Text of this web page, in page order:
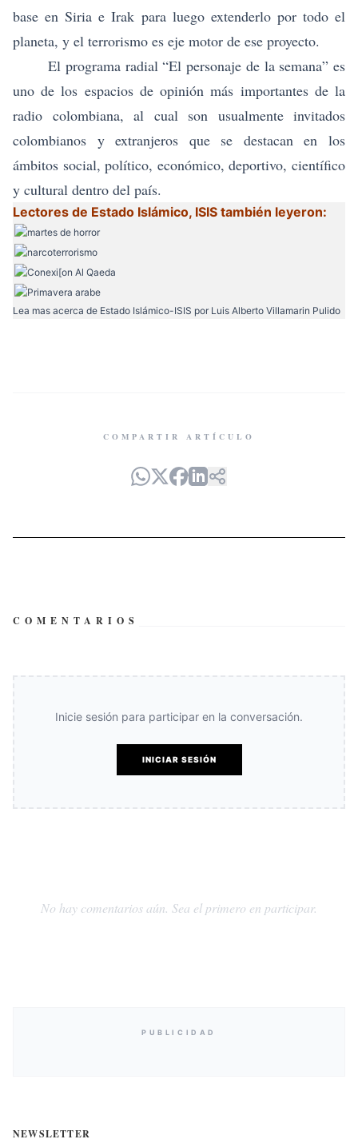
base en Siria e Irak para luego extenderlo por todo el
planeta, y el terrorismo es eje motor de ese proyecto.
El programa radial “El personaje de la semana” es
uno de los espacios de opinión más importantes de la
radio colombiana, al cual son usualmente invitados
colombianos y extranjeros que se destacan en los
ámbitos social, político, económico, deportivo, científico
y cultural dentro del país.
Lectores de Estado Islámico, ISIS también leyeron:
Lea mas acerca de Estado Islámico-ISIS por Luis Alberto Villamarin Pulido
COMPARTIR ARTÍCULO
COMENTARIOS
Inicie sesión para participar en la conversación.
INICIAR SESIÓN
No hay comentarios aún. Sea el primero en participar.
PUBLICIDAD
NEWSLETTER